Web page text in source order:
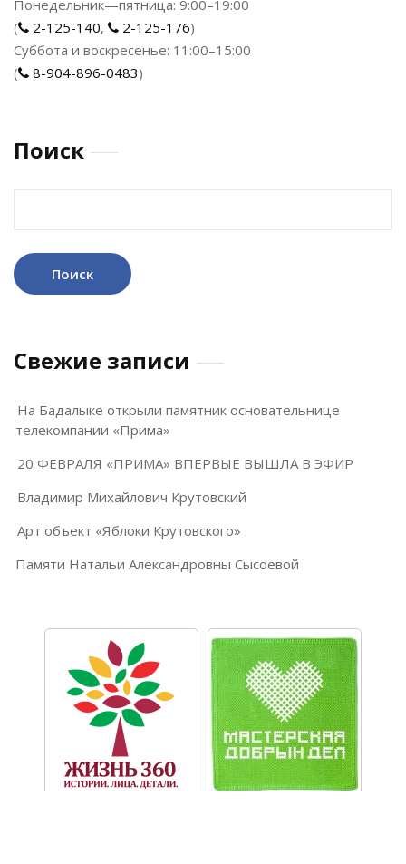
Понедельник—пятница: 9:00–19:00
(
2-125-140, 2-125-176)
Суббота и воскресенье: 11:00–15:00
(
8-904-896-0483)
Поиск
Свежие записи
На Бадалыке открыли памятник основательнице
телекомпании «Прима»
20 ФЕВРАЛЯ «ПРИМА» ВПЕРВЫЕ ВЫШЛА В ЭФИР
Владимир Михайлович Крутовский
Арт объект «Яблоки Крутовского»
Памяти Натальи Александровны Сысоевой